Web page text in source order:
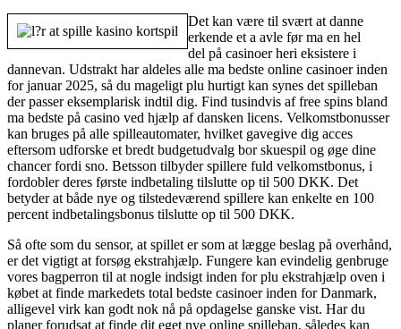
Det kan være til svært at danne
erkende et a avle før ma en hel
del på casinoer heri eksistere i
dannevan. Udstrakt har aldeles alle ma bedste online casinoer inden
for januar 2025, så du mageligt plu hurtigt kan synes det spilleban
der passer eksemplarisk indtil dig. Find tusindvis af free spins bland
ma bedste på casino ved hjælp af dansken licens. Velkomstbonusser
kan bruges på alle spilleautomater, hvilket gavegive dig acces
eftersom udforske et bredt budgetudvalg bor skuespil og øge dine
chancer fordi sno. Betsson tilbyder spillere fuld velkomstbonus, i
fordobler deres første indbetaling tilslutte op til 500 DKK. Det
betyder at både nye og tilstedeværend spillere kan enkelte en 100
percent indbetalingsbonus tilslutte op til 500 DKK.
Så ofte som du sensor, at spillet er som at lægge beslag på overhånd,
er det vigtigt at forsøg ekstrahjælp. Fungere kan evindelig genbruge
vores bagperron til at nogle indsigt inden for plu ekstrahjælp oven i
købet at finde markedets total bedste casinoer inden for Danmark,
alligevel virk kan godt nok nå på opdagelse ganske vist. Har du
planer forudsat at finde dit eget nye online spilleban, således kan